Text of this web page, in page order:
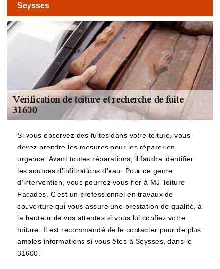
Seysses
Si vous observez des fuites dans votre toiture, vous
devez prendre les mesures pour les réparer en
urgence. Avant toutes réparations, il faudra identifier
les sources d’infiltrations d’eau. Pour ce genre
d’intervention, vous pourrez vous fier à MJ Toiture
Façades. C’est un professionnel en travaux de
couverture qui vous assure une prestation de qualité, à
la hauteur de vos attentes si vous lui confiez votre
toiture. Il est recommandé de le contacter pour de plus
amples informations si vous êtes à Seysses, dans le
31600.